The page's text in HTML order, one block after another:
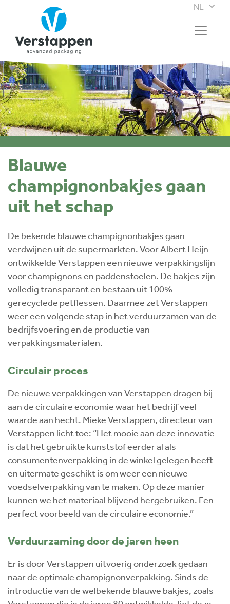
NL
Blauwe
champignonbakjes gaan
uit het schap
De bekende blauwe champignonbakjes gaan
verdwijnen uit de supermarkten. Voor Albert Heijn
ontwikkelde Verstappen een nieuwe verpakkingslijn
voor champignons en paddenstoelen. De bakjes zijn
volledig transparant en bestaan uit 100%
gerecyclede petflessen. Daarmee zet Verstappen
weer een volgende stap in het verduurzamen van de
bedrijfsvoering en de productie van
verpakkingsmaterialen.
Circulair proces
De nieuwe verpakkingen van Verstappen dragen bij
aan de circulaire economie waar het bedrijf veel
waarde aan hecht. Mieke Verstappen, directeur van
Verstappen licht toe: “Het mooie aan deze innovatie
is dat het gebruikte kunststof eerder al als
consumentenverpakking in de winkel gelegen heeft
en uitermate geschikt is om weer een nieuwe
voedselverpakking van te maken. Op deze manier
kunnen we het materiaal blijvend hergebruiken. Een
perfect voorbeeld van de circulaire economie.”
Verduurzaming door de jaren heen
Er is door Verstappen uitvoerig onderzoek gedaan
naar de optimale champignonverpakking. Sinds de
introductie van de welbekende blauwe bakjes, zoals